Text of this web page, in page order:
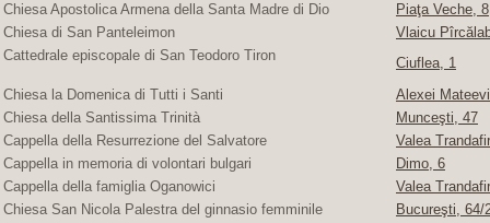
Chiesa Apostolica Armena della Santa Madre di Dio
Piaţa Veche, 8
Chiesa di San Panteleimon
Vlaicu
Cattedrale episcopale di San Teodoro Tiron
Ciuflea, 1
Chiesa la Domenica di Tutti i Santi
Alexei
Chiesa della Santissima Trinità
Munceşti, 47
Cappella della Resurrezione del Salvatore
Valea
Cappella in memoria di volontari bulgari
Dimo, 6
Cappella della famiglia Oganowici
Valea
Chiesa San Nicola Palestra del ginnasio femminile
Bucureşti, 64/